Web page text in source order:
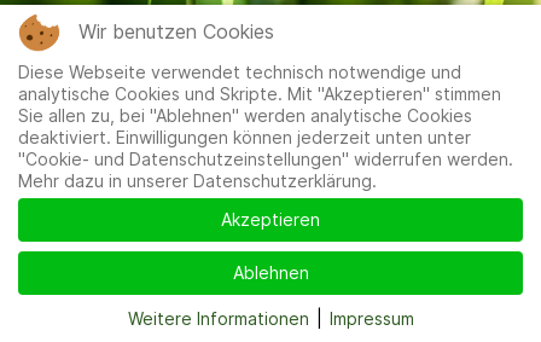
Wir benutzen Cookies
Diese Webseite verwendet technisch notwendige und
analytische Cookies und Skripte. Mit "Akzeptieren" stimmen
Sie allen zu, bei "Ablehnen" werden analytische Cookies
deaktiviert. Einwilligungen können jederzeit unten unter
"Cookie- und Datenschutzeinstellungen" widerrufen werden.
Mehr dazu in unserer Datenschutzerklärung.
Akzeptieren
Ablehnen
Weitere Informationen Impressum